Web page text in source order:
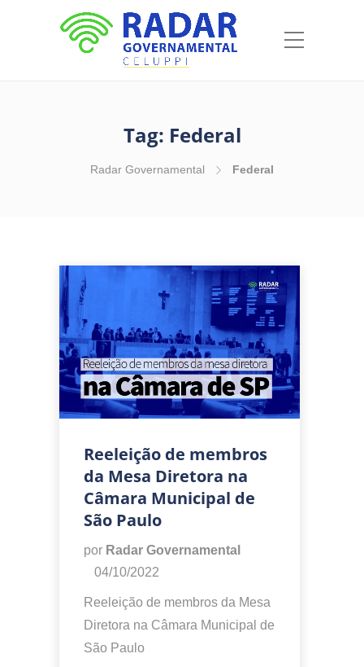
Tag: Federal
Radar Governamental Federal
Reeleição de membros
da Mesa Diretora na
Câmara Municipal de
São Paulo
por Radar Governamental
04/10/2022
Reeleição de membros da Mesa
Diretora na Câmara Municipal de
São Paulo